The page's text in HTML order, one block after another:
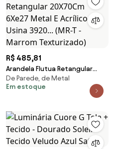
R$ 485,81
Arandela Flutua Retangular
20X70Cm 6Xe27 Metal E
Acrílico | Usina 3920... (MR-T -
De Parede, de Metal
Em estoque